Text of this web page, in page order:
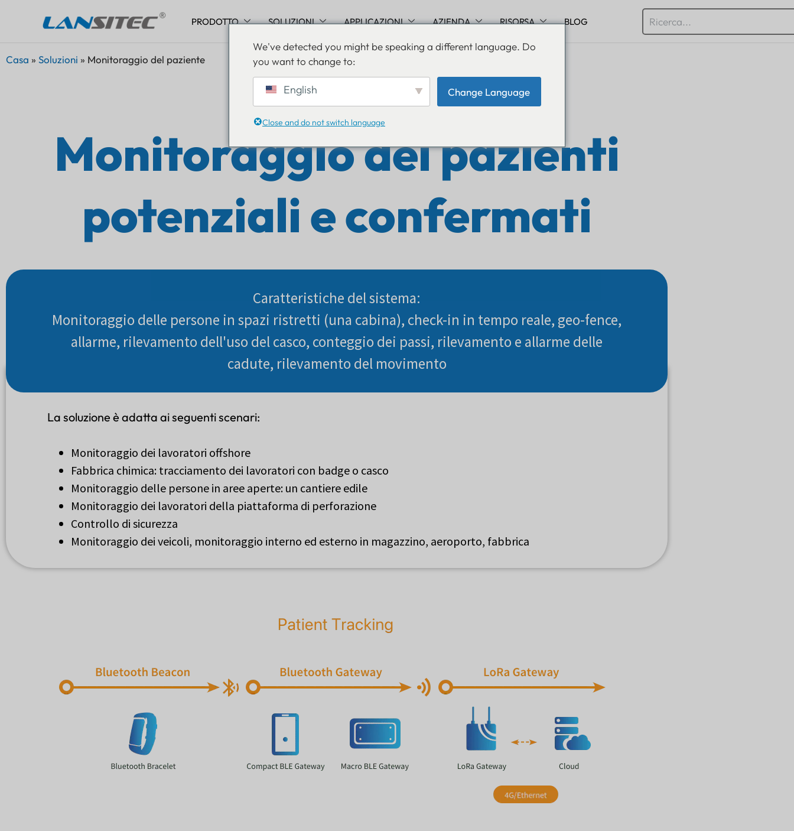
contenuto
PRODOTTO SOLUZIONI APPLICAZIONI AZIENDA RISORSA BLOG
Casa » Soluzioni » Monitoraggio del paziente
Monitoraggio dei pazienti
potenziali e confermati
Caratteristiche del sistema:
Monitoraggio delle persone in spazi ristretti (una cabina), check-in in tempo reale, geo-fence,
allarme, rilevamento dell'uso del casco, conteggio dei passi, rilevamento e allarme delle
cadute, rilevamento del movimento
La soluzione è adatta ai seguenti scenari:
Monitoraggio dei lavoratori offshore
Fabbrica chimica: tracciamento dei lavoratori con badge o casco
Monitoraggio delle persone in aree aperte: un cantiere edile
Monitoraggio dei lavoratori della piattaforma di perforazione
Controllo di sicurezza
Monitoraggio dei veicoli, monitoraggio interno ed esterno in magazzino, aeroporto, fabbrica
We've detected you might be speaking a different language. Do
you want to change to:
English Change Language
Close and do not switch language